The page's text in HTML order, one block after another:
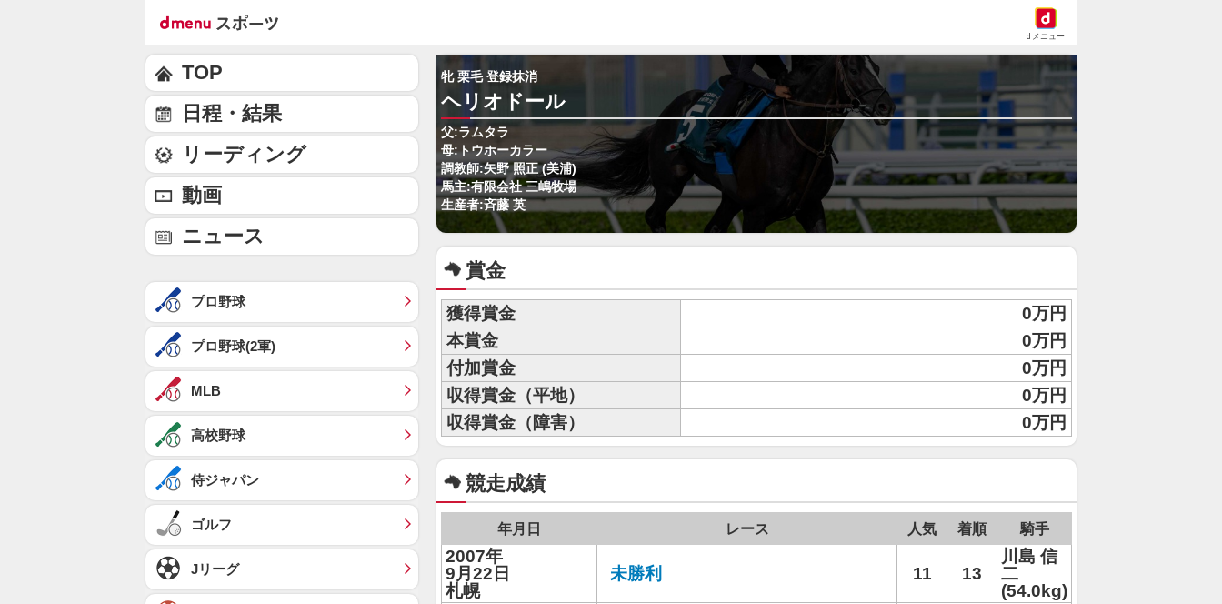
dメニュー
牝 栗毛 登録抹消
ヘリオドール
父:ラムタラ
母:トウホーカラー
調教師:矢野 照正 (美浦)
馬主:有限会社 三嶋牧場
生産者:斉藤 英
賞金
獲得賞金
0万円
本賞金
0万円
付加賞金
0万円
収得賞金（平地）
0万円
収得賞金（障害）
0万円
競走成績
年月日 レース 人気 着順 騎手
2007年
9月22日
札幌
未勝利 11 13
川島 信
二
(54.0kg)
TOP
日程・結果
リーディング
動画
ニュース
プロ野球
プロ野球(2軍)
MLB
高校野球
侍ジャパン
ゴルフ
Jリーグ